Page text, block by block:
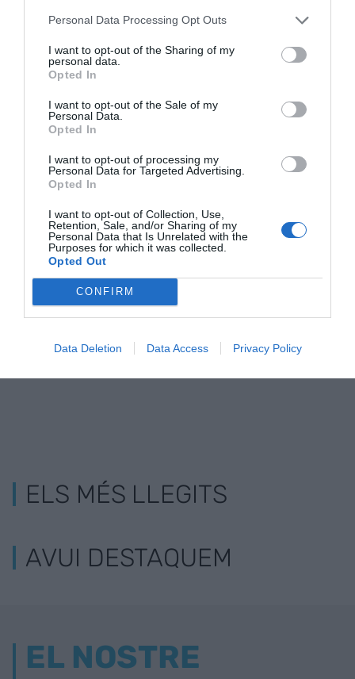
Personal Data Processing Opt Outs
I want to opt-out of the Sharing of my
personal data.
Opted In
I want to opt-out of the Sale of my
Personal Data.
Opted In
I want to opt-out of processing my
Personal Data for Targeted Advertising.
Opted In
I want to opt-out of Collection, Use,
Retention, Sale, and/or Sharing of my
Personal Data that Is Unrelated with the
Purposes for which it was collected.
Opted Out
CONFIRM
Data Deletion Data Access Privacy Policy
RELACIONADES
Esteve compra una
nova planta a Lliçà
de Vall
Grifols invertirà 130 MEUR en
una nova planta a Lliçà de Vall
ELS MÉS LLEGITS
AVUI DESTAQUEM
EL NOSTRE